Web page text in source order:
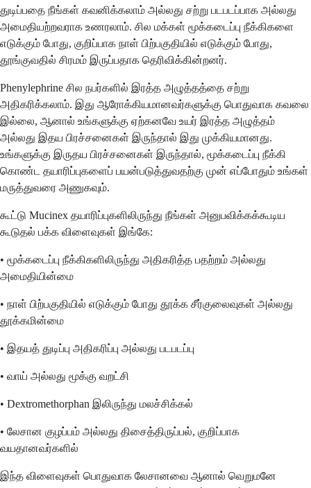
துடிப்பதை நீங்கள் கவனிக்கலாம் அல்லது சற்று படபடப்பாக அல்லது
அமைதியற்றவராக உணரலாம். சில மக்கள் மூக்கடைப்பு நீக்கிகளை
எடுக்கும் போது, குறிப்பாக நாள் பிற்பகுதியில் எடுக்கும் போது,
தூங்குவதில் சிரமம் இருப்பதாக தெரிவிக்கின்றனர்.
Phenylephrine சில நபர்களில் இரத்த அழுத்தத்தை சற்று
அதிகரிக்கலாம். இது ஆரோக்கியமானவர்களுக்கு பொதுவாக கவலை
இல்லை, ஆனால் உங்களுக்கு ஏற்கனவே உயர் இரத்த அழுத்தம்
அல்லது இதய பிரச்சனைகள் இருந்தால் இது முக்கியமானது.
உங்களுக்கு இருதய பிரச்சனைகள் இருந்தால், மூக்கடைப்பு நீக்கி
கொண்ட தயாரிப்புகளைப் பயன்படுத்துவதற்கு முன் எப்போதும் உங்கள்
மருத்துவரை அணுகவும்.
கூட்டு Mucinex தயாரிப்புகளிலிருந்து நீங்கள் அனுபவிக்கக்கூடிய
கூடுதல் பக்க விளைவுகள் இங்கே:
• மூக்கடைப்பு நீக்கிகளிலிருந்து அதிகரித்த பதற்றம் அல்லது
அமைதியின்மை
• நாள் பிற்பகுதியில் எடுக்கும் போது தூக்க சீர்குலைவுகள் அல்லது
தூக்கமின்மை
• இதயத் துடிப்பு அதிகரிப்பு அல்லது படபடப்பு
• வாய் அல்லது மூக்கு வறட்சி
• Dextromethorphan இலிருந்து மலச்சிக்கல்
• லேசான குழப்பம் அல்லது திசைத்திருப்பல், குறிப்பாக
வயதானவர்களில்
இந்த விளைவுகள் பொதுவாக லேசானவை ஆனால் வெறுமனே